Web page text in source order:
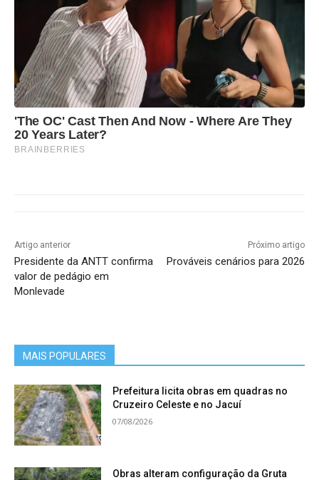
'The OC' Cast Then And Now - Where Are They
20 Years Later?
BRAINBERRIES
Artigo anterior
Presidente da ANTT confirma
valor de pedágio em
Monlevade
Próximo artigo
Prováveis cenários para 2026
MAIS POPULARES
Prefeitura licita obras em quadras no
Cruzeiro Celeste e no Jacuí
07/08/2026
Obras alteram configuração da Gruta